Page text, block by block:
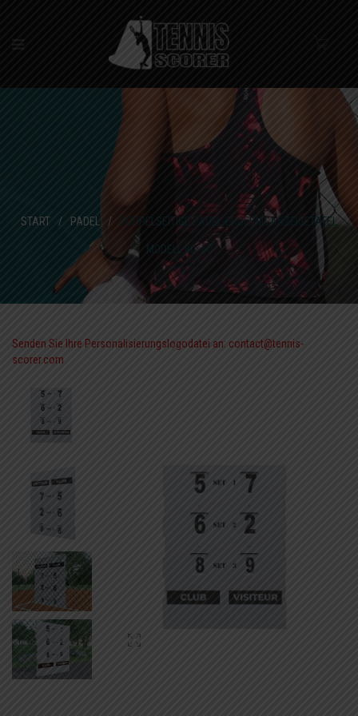
START / PADEL / DOPPELSEITIGE PADEL-ERGEBNISANZEIGETAFEL
MODELL 80×60
Senden Sie Ihre Personalisierungslogodatei an: contact@tennis-
scorer.com